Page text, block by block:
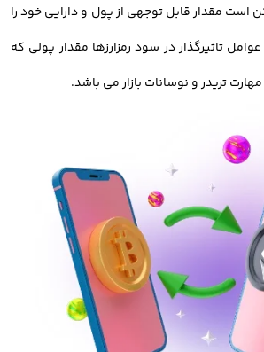
ارز دیجیتال، شارژ حساب کاربری است. شما
نام، کیف پول خود را با استفاده از حساب بانکی
در کیف پول
خرید و فروش ارزدیجیتال، باید دارایی خود را
ذخیره کنید. شما میتوانید رمزارز خود را در
ولت های نرم افزاری و سخت افزاری ذخیره کنید.
با کارمزد کم
است مقدار قابل توجهی از پول و دارایی خود را
تاثیرگذار در سود رمزارزها مقدار پولی که
تریدر و نوسانات بازار می باشد.